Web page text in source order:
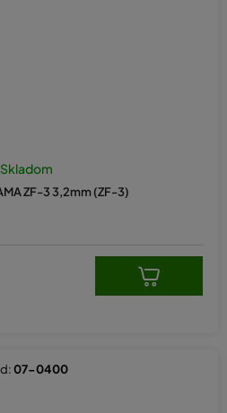
ZF-3 3,2mm (ZF-3)
Skladom
07-0400